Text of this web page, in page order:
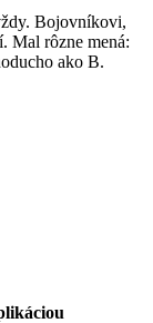
Bojovníkovi,
Mal rôzne mená:
ako B.